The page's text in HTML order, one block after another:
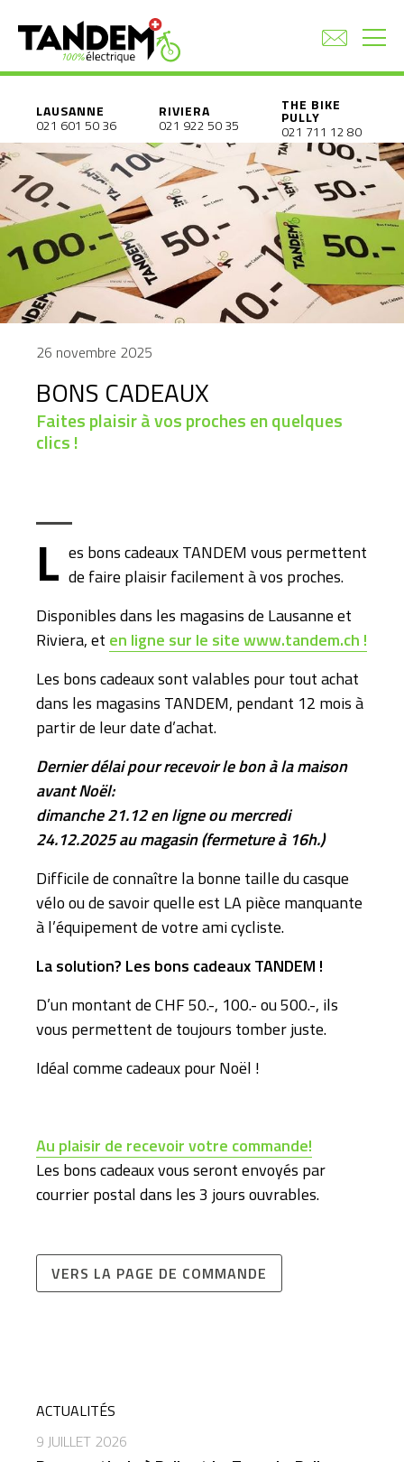
LAUSANNE
021 601 50 36
RIVIERA
021 922 50 35
THE BIKE
PULLY
021 711 12 80
26 novembre 2025
BONS CADEAUX
Faites plaisir à vos proches en quelques
clics !
L es bons cadeaux TANDEM vous permettent
de faire plaisir facilement à vos proches.
Disponibles dans les magasins de Lausanne et
Riviera, et en ligne sur le site www.tandem.ch !
Les bons cadeaux sont valables pour tout achat
dans les magasins TANDEM, pendant 12 mois à
partir de leur date d’achat.
Dernier délai pour recevoir le bon à la maison
avant Noël:
dimanche 21.12 en ligne ou mercredi
24.12.2025 au magasin (fermeture à 16h.)
Difficile de connaître la bonne taille du casque
vélo ou de savoir quelle est LA pièce manquante
à l’équipement de votre ami cycliste.
La solution? Les bons cadeaux TANDEM !
D’un montant de CHF 50.-, 100.- ou 500.-, ils
vous permettent de toujours tomber juste.
Idéal comme cadeaux pour Noël !
Au plaisir de recevoir votre commande!
Les bons cadeaux vous seront envoyés par
courrier postal dans les 3 jours ouvrables.
VERS LA PAGE DE COMMANDE
ACTUALITÉS
9 JUILLET 2026